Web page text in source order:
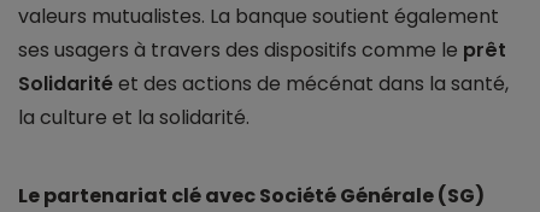
valeurs mutualistes. La banque soutient également
ses usagers à travers des dispositifs comme le prêt
Solidaritéet des actions de mécénat dans la santé,
la culture et la solidarité.
Le partenariat clé avec Société Générale (SG)